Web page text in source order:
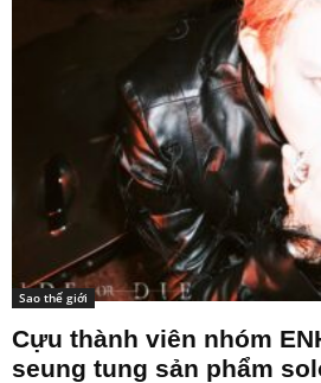
Sao thế giới
Cựu thành viên nhóm
seung tung sản phẩm